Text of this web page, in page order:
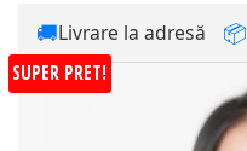
🚚Livrare la adresă 📦
SUPER PRET!